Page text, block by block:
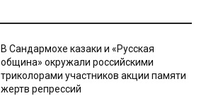
В Сандармохе казаки и «Русская
община» окружали российскими
триколорами участников акции памяти
жертв репрессий